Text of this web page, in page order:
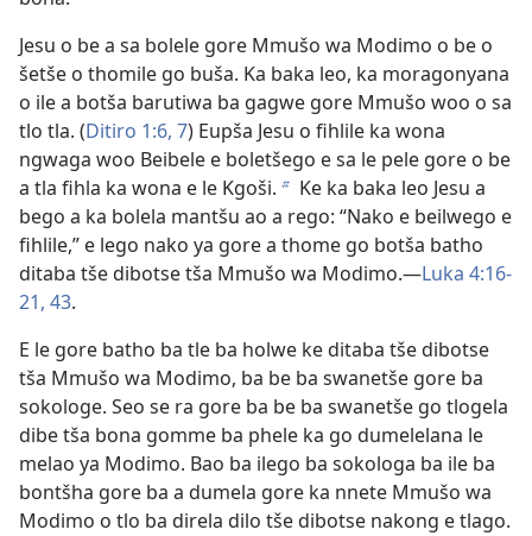
Jesu o be a sa bolele gore Mmušo wa Modimo o be o
šetše o thomile go buša. Ka baka leo, ka moragonyana
o ile a botša barutiwa ba gagwe gore Mmušo woo o sa
tlo tla. (Ditiro 1:6, 7) Eupša Jesu o fihlile ka wona
ngwaga woo Beibele e boletšego e sa le pele gore o be
a tla fihla ka wona e le Kgoši. b Ke ka baka leo Jesu a
bego a ka bolela mantšu ao a rego: “Nako e beilwego e
fihlile,” e lego nako ya gore a thome go botša batho
ditaba tše dibotse tša Mmušo wa Modimo.—Luka 4:16-
21, 43.
E le gore batho ba tle ba holwe ke ditaba tše dibotse
tša Mmušo wa Modimo, ba be ba swanetše gore ba
sokologe. Seo se ra gore ba be ba swanetše go tlogela
dibe tša bona gomme ba phele ka go dumelelana le
melao ya Modimo. Bao ba ilego ba sokologa ba ile ba
bontšha gore ba a dumela gore ka nnete Mmušo wa
Modimo o tlo ba direla dilo tše dibotse nakong e tlago.